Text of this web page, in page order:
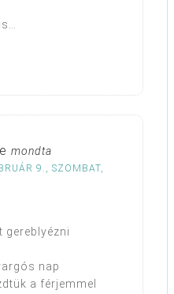
mondta
9., SZOMBAT,
gereblyézni
nap
a férjemmel